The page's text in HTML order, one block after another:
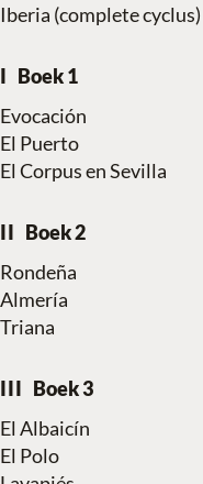
Iberia (complete cyclus)
Boek 1
Evocación
El Puerto
El Corpus en Sevilla
Boek 2
Rondeña
Almería
Triana
Boek 3
El Albaicín
El Polo